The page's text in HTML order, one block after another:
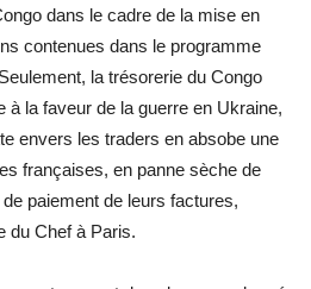
dans le cadre de la mise en
contenues dans le programme
la trésorerie du Congo
à la faveur de la guerre en Ukraine,
envers les traders en absobe une
françaises, en panne sèche de
paiement de leurs factures,
du Chef à Paris.